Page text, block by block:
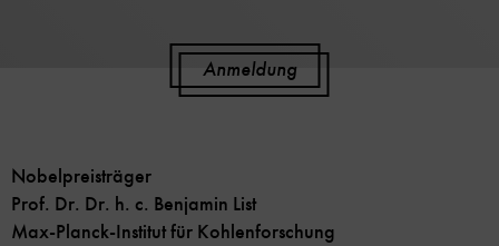
Anmeldung
Nobelpreisträger
Prof. Dr. Dr. h. c. Benjamin List
Max-Planck-Institut für Kohlenforschung